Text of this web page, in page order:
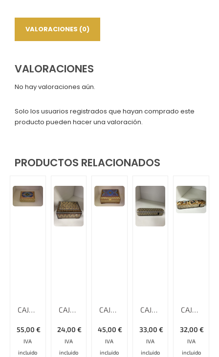
VALORACIONES (0)
VALORACIONES
No hay valoraciones aún.
Solo los usuarios registrados que hayan comprado este
producto pueden hacer una valoración.
PRODUCTOS RELACIONADOS
CAJA KHATAMKARI – 14 CM
€
55,00
IVA
incluido
CAJA KHATAMKARI – 10 CM
€
24,00
IVA
incluido
CAJA KHATAMKARI – 18 CM
€
45,00
IVA
incluido
CAJA KHATAMKARI – 18 CM
€
33,00
IVA
incluido
CAJA KHATAMKARI – 18 CM
€
32,00
IVA
incluido